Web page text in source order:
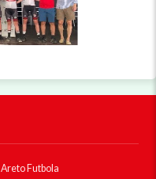
Areto Futbola